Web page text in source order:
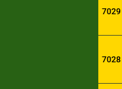
7029
7028